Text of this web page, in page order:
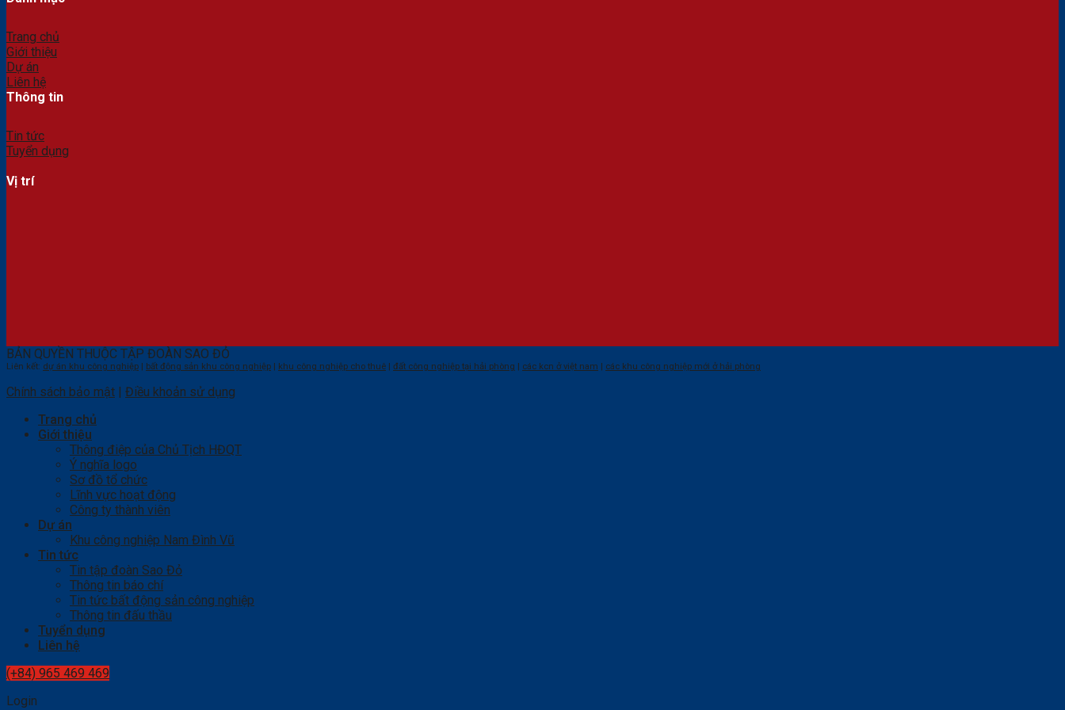
Trang chủ
Giới thiệu
Dự án
Liên hệ
Thông tin
Tin tức
Tuyển dụng
Vị trí
BẢN QUYỀN THUỘC TẬP ĐOÀN SAO ĐỎ
Liên kết: dự án khu công nghiệp | bất động sản khu công nghiệp | khu công nghiệp cho thuê | đất công nghiệp tại hải phòng | các kcn ở việt nam | các khu công nghiệp mới ở hải phòng
Chính sách bảo mật | Điều khoản sử dụng
Trang chủ
Giới thiệu
Thông điệp của Chủ Tịch HĐQT
Ý nghĩa logo
Sơ đồ tổ chức
Lĩnh vực hoạt động
Công ty thành viên
Dự án
Khu công nghiệp Nam Đình Vũ
Tin tức
Tin tập đoàn Sao Đỏ
Thông tin báo chí
Tin tức bất động sản công nghiệp
Thông tin đấu thầu
Tuyển dụng
Liên hệ
(+84) 965 469 469
Login